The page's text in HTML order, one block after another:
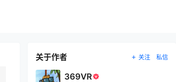
关于作者 关注 私信
369VR